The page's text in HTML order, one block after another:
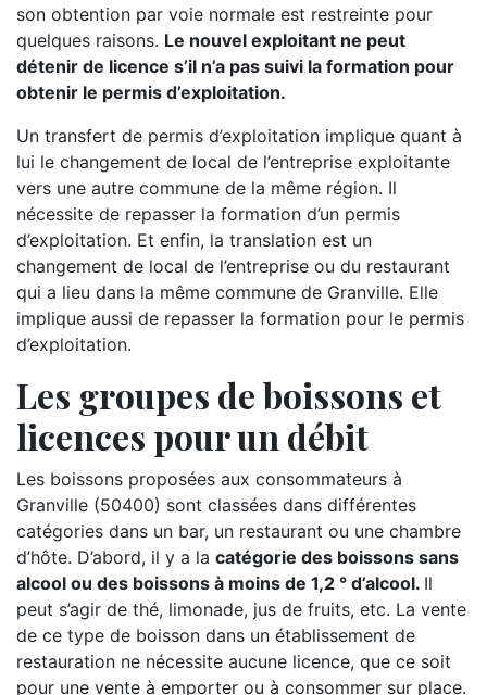
son obtention par voie normale est restreinte pour
quelques raisons. Le nouvel exploitant ne peut
détenir de licence s’il n’a pas suivi la formation pour
obtenir le permis d’exploitation.
Un transfert de permis d’exploitation implique quant à
lui le changement de local de l’entreprise exploitante
vers une autre commune de la même région. Il
nécessite de repasser la formation d’un permis
d’exploitation. Et enfin, la translation est un
changement de local de l’entreprise ou du restaurant
qui a lieu dans la même commune de Granville. Elle
implique aussi de repasser la formation pour le permis
d’exploitation.
Les groupes de boissons et
licences pour un débit
Les boissons proposées aux consommateurs à
Granville (50400) sont classées dans différentes
catégories dans un bar, un restaurant ou une chambre
d’hôte. D’abord, il y a la catégorie des boissons sans
alcool ou des boissons à moins de 1,2 ° d’alcool. Il
peut s’agir de thé, limonade, jus de fruits, etc. La vente
de ce type de boisson dans un établissement de
restauration ne nécessite aucune licence, que ce soit
pour une vente à emporter ou à consommer sur place.